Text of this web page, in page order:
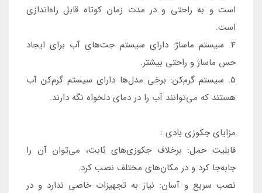
است و به راحتی و در مدت زمان کوتاه قابل راه‌اندازی
است.
4. سیستم ماساژ: دارای سیستم جت‌های آب برای ایجاد
حس ماساژ و راحتی بیشتر.
5. سیستم گرم‌کن: برخی مدل‌ها دارای سیستم گرم‌کن آب
هستند که می‌توانند آب را در دمای دلخواه نگه دارند.
مزایای جکوزی بادی :
قابلیت حمل: برخلاف جکوزی‌های ثابت، می‌توان آن را
جابه‌جا کرد و در مکان‌های مختلف نصب کرد.
نصب سریع و آسان: نیاز به تجهیزات خاصی ندارد و در